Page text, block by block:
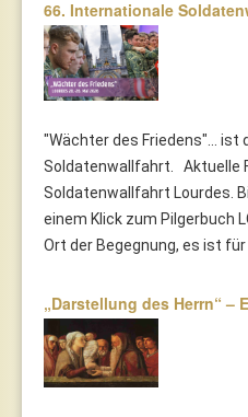
66. Internationale
"Wächter des Friedens"... ist
Soldatenwallfahrt. Aktuelle
Soldatenwallfahrt Lourdes.
einem Klick zum Pilgerbuch
Ort der Begegnung, es ist für
„Darstellung des Herrn“ –